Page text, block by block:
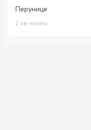
Перуниця
1 хв читати